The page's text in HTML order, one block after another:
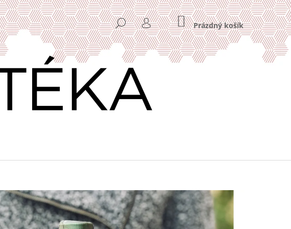
HLEDAT
PŘIHLÁŠENÍ
NÁKUPNÍ
KOŠÍK
Prázdný košík
Následující
PRAŽENÁ ZRNKOVÁ KÁVA HOME OFFICE